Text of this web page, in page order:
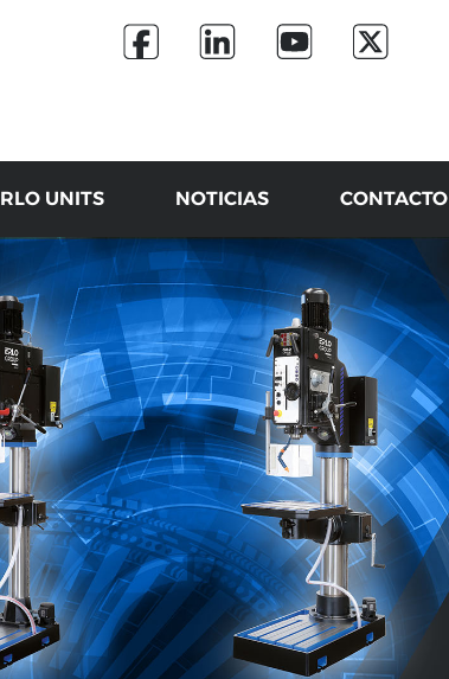
UNITS NOTICIAS CONTACTO